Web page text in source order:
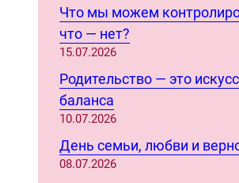
Что мы можем
что — нет?
15.07.2026
Родительство — это
баланса
10.07.2026
День семьи, любви и
08.07.2026